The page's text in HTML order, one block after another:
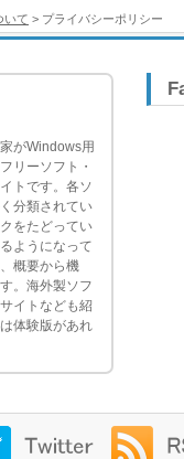
いて > プライバシーポリシー
がWindows用
リーソフト・
トです。各ソ
分類されてい
をたどってい
ようになって
概要から機
。海外製ソフ
イトなども紹
体験版があれ